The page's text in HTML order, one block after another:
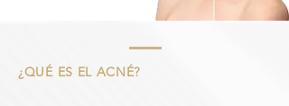
¿QUÉ ES EL ACNÉ?